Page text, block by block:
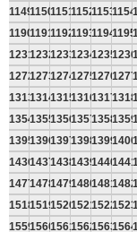
114911501151115211531154
119011911192119311941195
123112321233123412351236
127212731274127512761277
131313141315131613171318
135413551356135713581359
139513961397139813991400
143614371438143914401441
147714781479148014811482
151815191520152115221523
155915601561156215631564